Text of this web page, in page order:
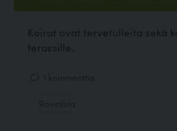
Koirat ovat tervetulleita sekä
terassille.